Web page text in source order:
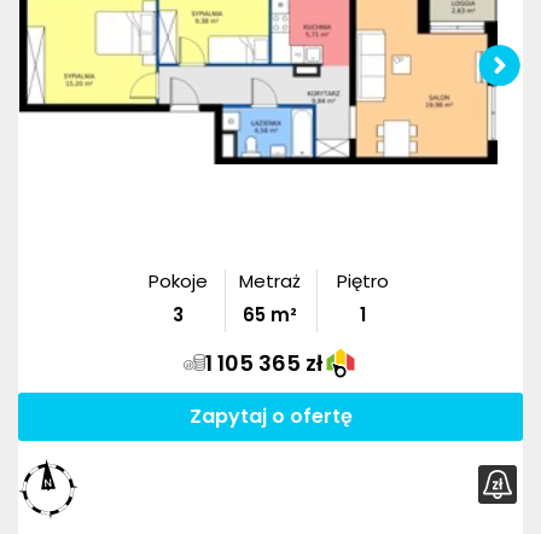
Pokoje
3
Metraż
65 m²
Piętro
1
1 105 365 zł
Zapytaj o ofertę